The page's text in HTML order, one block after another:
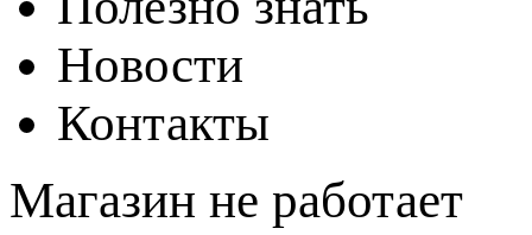
Новости
Контакты
Магазин не работает